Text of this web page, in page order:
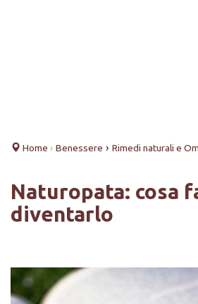
Home › Benessere › Rimedi naturali e
Naturopata: cosa
diventarlo